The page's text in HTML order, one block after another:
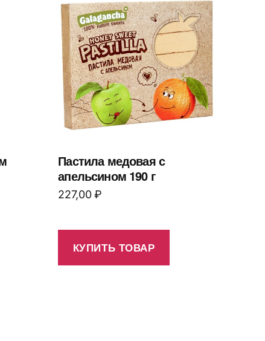
Пастила медовая с
апельсином 190 г
227,00₽
КУПИТЬ ТОВАР